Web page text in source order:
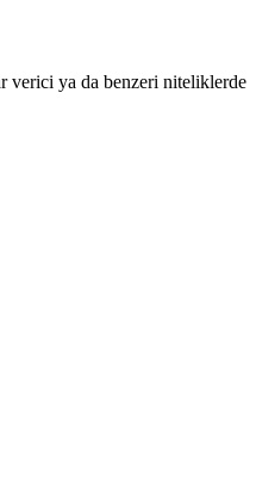
verici ya da benzeri niteliklerde